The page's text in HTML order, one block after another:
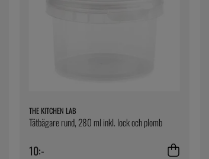
THE KITCHEN LAB
Tätbägare rund, 280 ml inkl. lock och plomb
10:-